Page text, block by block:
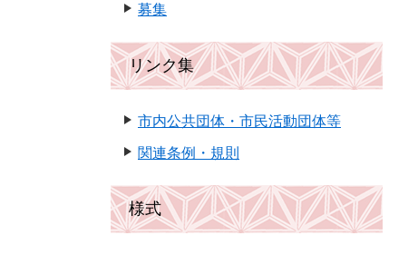
募集
リンク集
市内公共団体・市民活動団体等
関連条例・規則
様式